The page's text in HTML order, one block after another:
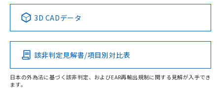
Pb Hg Cd Cr(VI)
O
この製品の規格認証/適合状況ページへ
その他の認証はこちらのページからご検索ください
3D CADデータ
該非判定見解書/項目別対比表
日本の外為法に基づく該非判定、およびEAR再輸出規制に関する見解が入手でき
ます。